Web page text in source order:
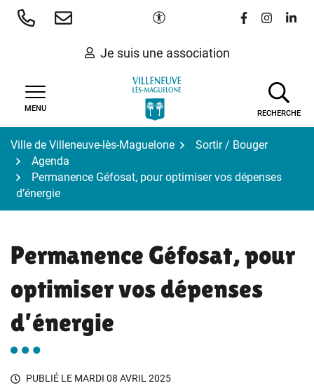
Aller
Paramètres d'accessibilité
Lien vers le
Lien vers
Lien
Je suis une association
MENU
RECHERCHE
Ville de Villeneuve-lès-Maguelone
Sortir / Bouger
Agenda
Permanence Géfosat, pour optimiser vos dépenses
d’énergie
Permanence Géfosat, pour
optimiser vos dépenses
d’énergie
PUBLIÉ LE MARDI 08 AVRIL 2025